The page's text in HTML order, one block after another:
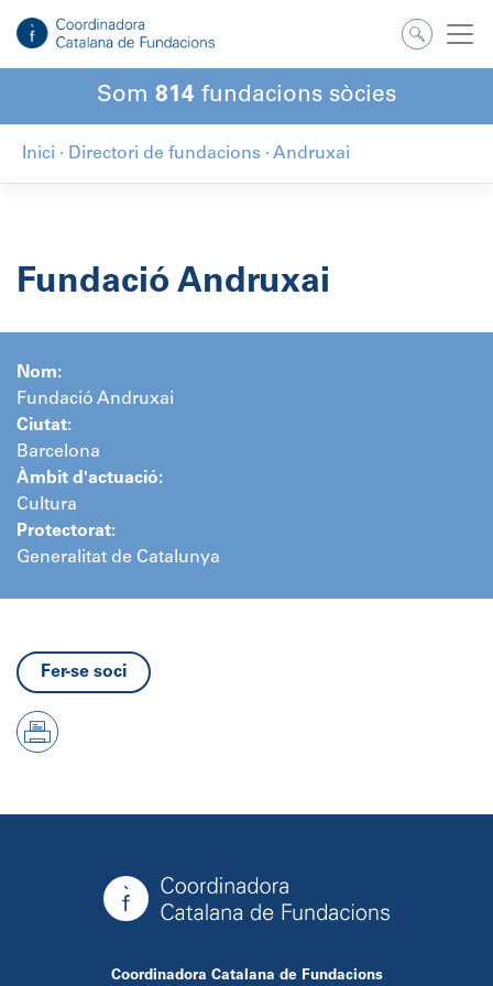
contingut
Som 814 fundacions sòcies
Inici · Directori de fundacions · Andruxai
Fundació Andruxai
Nom:
Fundació Andruxai
Ciutat:
Barcelona
Àmbit d'actuació:
Cultura
Protectorat:
Generalitat de Catalunya
Fer-se soci
Coordinadora Catalana de Fundacions